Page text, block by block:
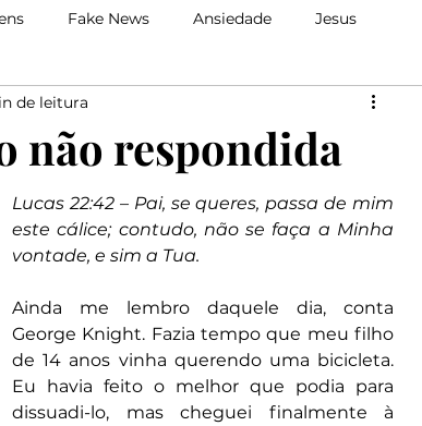
Fake News Ansiedade Jesus
Salmista
Proverbios Rebeldia
não respondida
de leitura
Lucas 22:42 – Pai, se queres, passa de mim
este cálice; contudo, não se faça a Minha
vontade, e sim a Tua.
Ainda me lembro daquele dia, conta
George Knight. Fazia tempo que meu filho
de 14 anos vinha querendo uma bicicleta.
Eu havia feito o melhor que podia para
dissuadi-lo, mas cheguei finalmente à